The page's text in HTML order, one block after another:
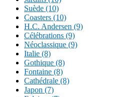
Suède (10)
Coasters (10)
H.C. Andersen (9)
Célébrations (9)
Néoclassique (9)
Italie (8)
Gothique (8)
Fontaine (8)
Cathédrale (8)
Japon (7)